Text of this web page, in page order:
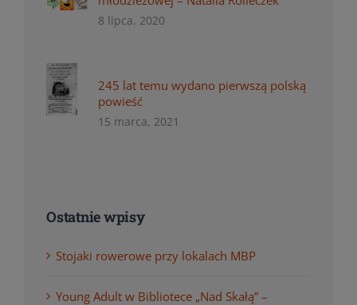
8 lipca, 2020
245 lat temu wydano pierwszą polską
powieść
15 marca, 2021
Ostatnie wpisy
Stojaki rowerowe przy lokalach MBP
Young Adult w Bibliotece „Nad Skałą” –